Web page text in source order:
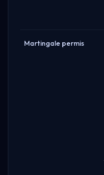
Martingale permis